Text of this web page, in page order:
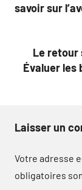
l’article
savoir sur
Le retour
Évaluer les
Laisser un
Votre adresse
obligatoires